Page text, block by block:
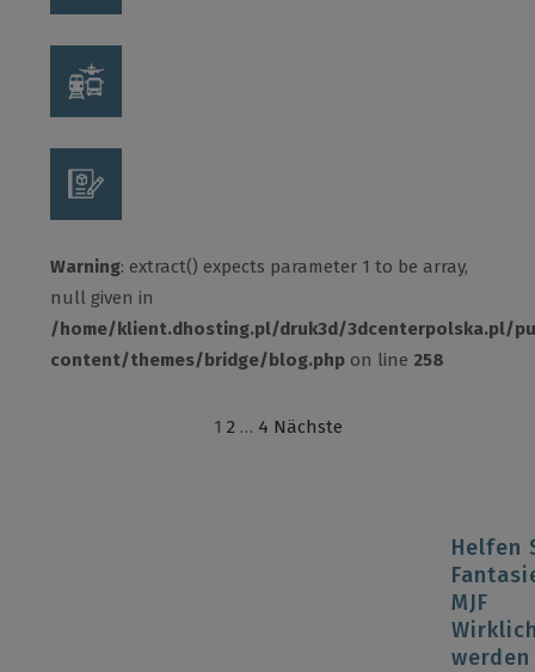
Warning: extract() expects parameter 1 to be array,
null given in
/home/klient.dhosting.pl/druk3d/3dcenterpolska.pl/
content/themes/bridge/blog.php on line 258
1 2 … 4 Nächste
Helfen
MJF
werden